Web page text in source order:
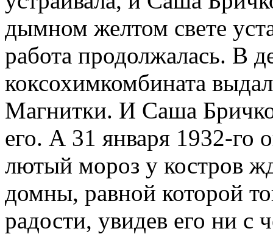
дымном желтом свете
работа продолжалась. В
коксохимкомбината
Магнитки. И Саша
его. А 31 января 1932-го
лютый мороз у костров
домны, равной которой
радости, увидев его ни с